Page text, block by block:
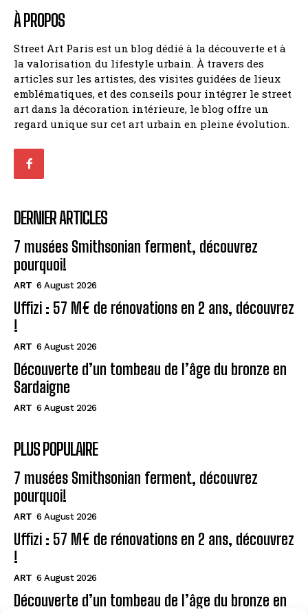
À PROPOS
Street Art Paris est un blog dédié à la découverte et à
la valorisation du lifestyle urbain. À travers des
articles sur les artistes, des visites guidées de lieux
emblématiques, et des conseils pour intégrer le street
art dans la décoration intérieure, le blog offre un
regard unique sur cet art urbain en pleine évolution.
DERNIER ARTICLES
7 musées Smithsonian ferment, découvrez
pourquoi!
ART 6 August 2026
Uffizi : 57 M€ de rénovations en 2 ans, découvrez
!
ART 6 August 2026
Découverte d’un tombeau de l’âge du bronze en
Sardaigne
ART 6 August 2026
PLUS POPULAIRE
7 musées Smithsonian ferment, découvrez
pourquoi!
ART 6 August 2026
Uffizi : 57 M€ de rénovations en 2 ans, découvrez
!
ART 6 August 2026
Découverte d’un tombeau de l’âge du bronze en